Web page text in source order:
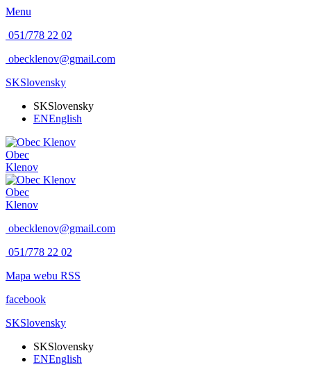
Menu
051/778 22 02
obecklenov@gmail.com
SKSlovensky
SKSlovensky
ENEnglish
Obec
Klenov
Obec
Klenov
obecklenov@gmail.com
051/778 22 02
Mapa webu RSS
facebook
SKSlovensky
SKSlovensky
ENEnglish